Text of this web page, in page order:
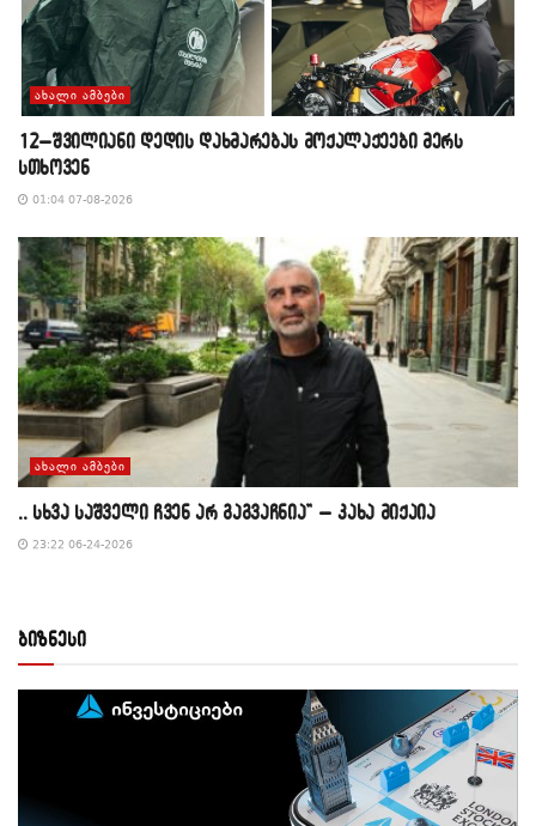
ᲐᲮᲐᲚᲘ ᲐᲛᲑᲔᲑᲘ
12–შვილიანი დედის დახმარებას მოქალაქეები მერს
სთხოვენ
01:04 07-08-2026
ᲐᲮᲐᲚᲘ ᲐᲛᲑᲔᲑᲘ
,, სხვა საშველი ჩვენ არ გაგვაჩნია” – კახა მიქაია
23:22 06-24-2026
ბიზნესი